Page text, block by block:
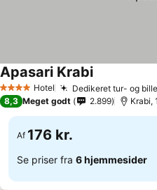
4 StjernerHotel Dedikeret tur- og
Apasari Krabi
8,3 Meget godt 2.899 Krabi,
Af 176 kr.
Se priser fra 6 hjemmesider